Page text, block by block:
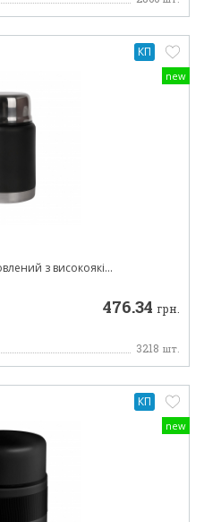
new
з високоякі...
476.34 грн.
3218 шт.
КП
new
КП